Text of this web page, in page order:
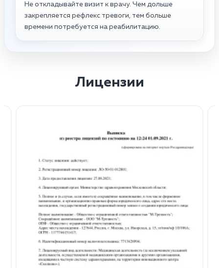
Не откладывайте визит к врачу. Чем дольше
закрепляется рефлекс тревоги, тем больше
времени потребуется на реабилитацию.
Лицензии